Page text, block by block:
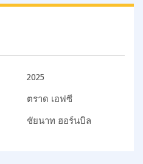
2025
ตราด เอฟซี
ชัยนาท ฮอร์นบิล